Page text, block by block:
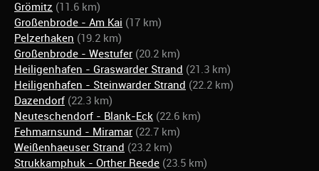
Grömitz (11.6 km)
Großenbrode - Am Kai (17 km)
Pelzerhaken (19.2 km)
Großenbrode - Westufer (20.2 km)
Heiligenhafen - Graswarder Strand (21.3 km)
Heiligenhafen - Steinwarder Strand (22.2 km)
Dazendorf (22.3 km)
Neuteschendorf - Blank-Eck (22.6 km)
Fehmarnsund - Miramar (22.7 km)
Weißenhaeuser Strand (23.2 km)
Strukkamphuk - Orther Reede (23.5 km)